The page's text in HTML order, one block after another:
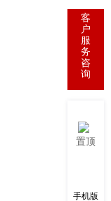
客
户
服
务
咨
询
置顶
手机版